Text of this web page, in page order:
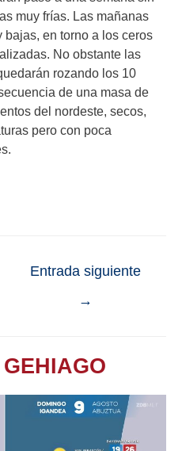
muy frías. Las mañanas
bajas, en torno a los ceros
No obstante las
rozando los 10
de una masa de
del nordeste, secos,
pero con poca
Entrada siguiente
→